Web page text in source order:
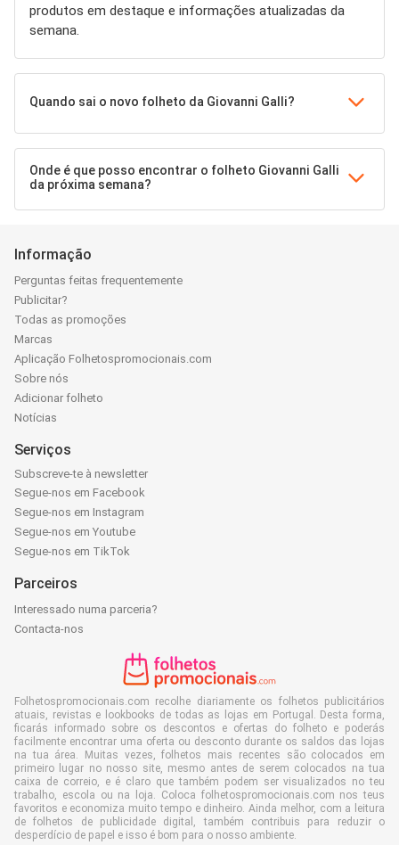
produtos em destaque e informações atualizadas da
semana.
Quando sai o novo folheto da Giovanni Galli?
Onde é que posso encontrar o folheto Giovanni Galli
da próxima semana?
Informação
Perguntas feitas frequentemente
Publicitar?
Todas as promoções
Marcas
Aplicação Folhetospromocionais.com
Sobre nós
Adicionar folheto
Notícias
Serviços
Subscreve-te à newsletter
Segue-nos em Facebook
Segue-nos em Instagram
Segue-nos em Youtube
Segue-nos em TikTok
Parceiros
Interessado numa parceria?
Contacta-nos
Folhetospromocionais.com recolhe diariamente os folhetos publicitários
atuais, revistas e lookbooks de todas as lojas em Portugal. Desta forma,
ficarás informado sobre os descontos e ofertas do folheto e poderás
facilmente encontrar uma oferta ou desconto durante os saldos das lojas
na tua área. Muitas vezes, folhetos mais recentes são colocados em
primeiro lugar no nosso site, mesmo antes de serem colocados na tua
caixa de correio, e é claro que também podem ser visualizados no teu
trabalho, escola ou na loja. Coloca folhetospromocionais.com nos teus
favoritos e economiza muito tempo e dinheiro. Ainda melhor, com a leitura
de folhetos de publicidade digital, também contribuis para reduzir o
desperdício de papel e isso é bom para o nosso ambiente.